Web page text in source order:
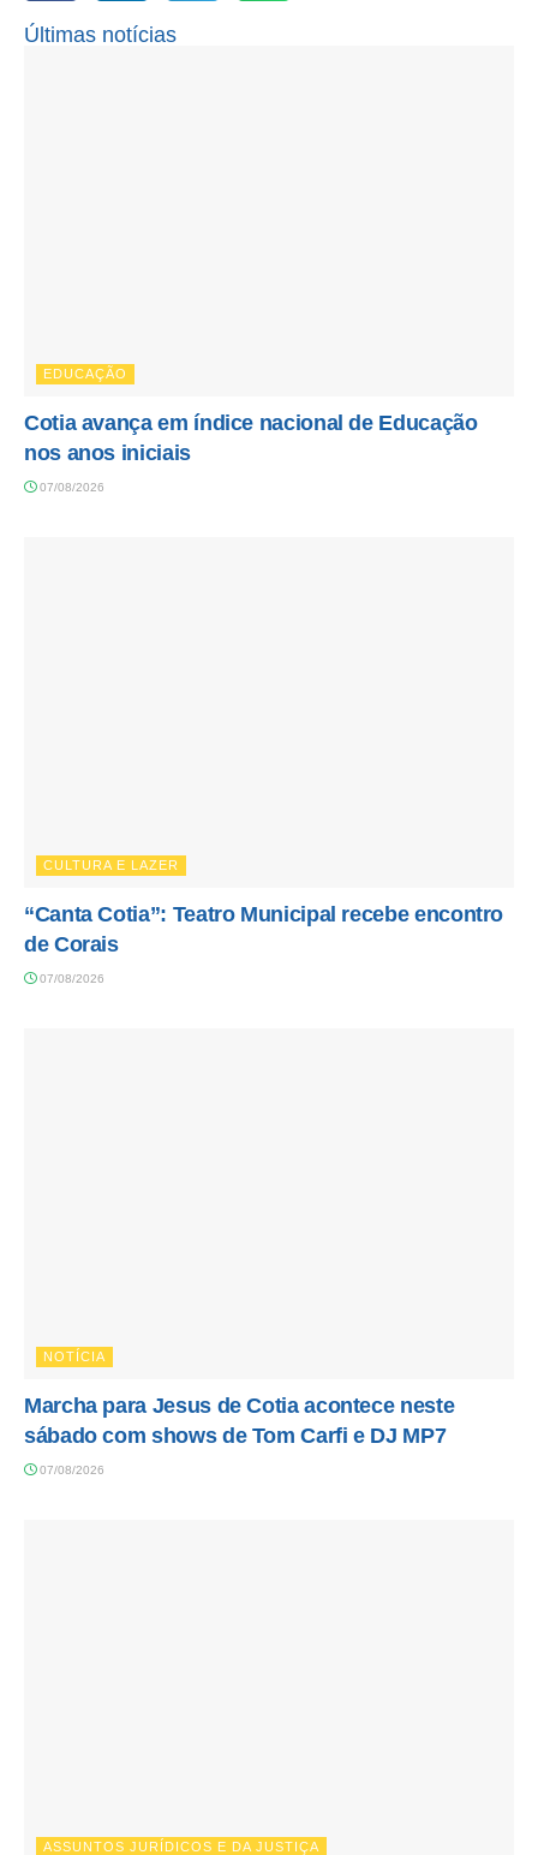
Últimas notícias
EDUCAÇÃO
Cotia avança em índice nacional de Educação
nos anos iniciais
07/08/2026
CULTURA E LAZER
“Canta Cotia”: Teatro Municipal recebe encontro
de Corais
07/08/2026
NOTÍCIA
Marcha para Jesus de Cotia acontece neste
sábado com shows de Tom Carfi e DJ MP7
07/08/2026
ASSUNTOS JURÍDICOS E DA JUSTIÇA